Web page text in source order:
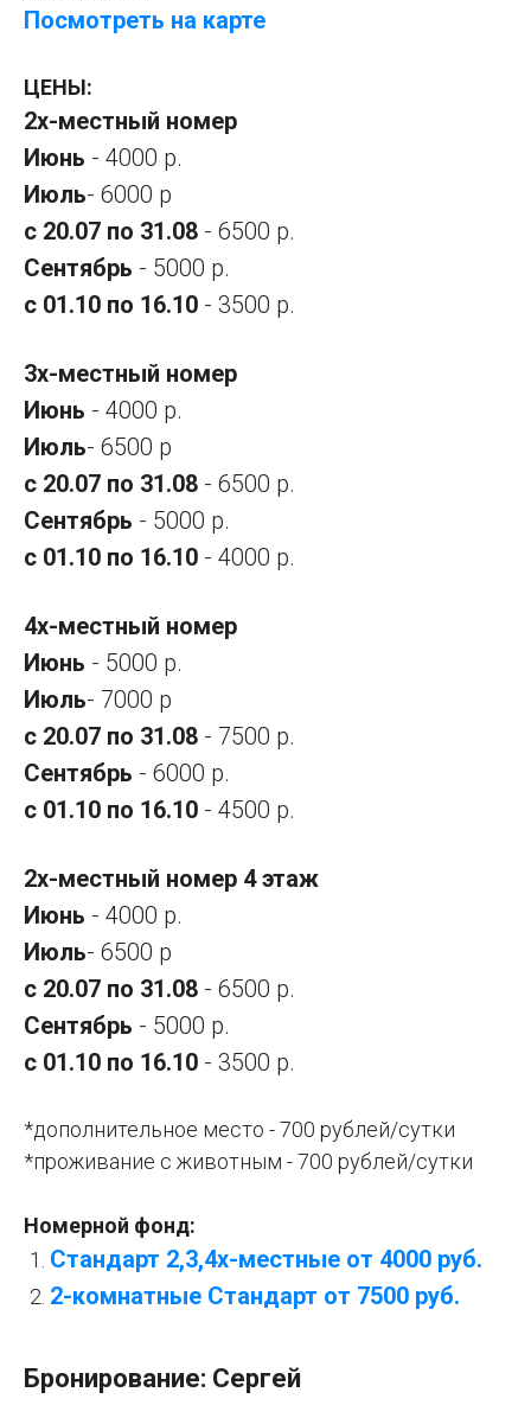
Посмотреть на карте
ЦЕНЫ:
2х-местный номер
Июнь - 4000 р.
Июль- 6000 р
с 20.07 по 31.08 - 6500 р.
Сентябрь - 5000 р.
с 01.10 по 16.10 - 3500 р.
3х-местный номер
Июнь - 4000 р.
Июль- 6500 р
с 20.07 по 31.08 - 6500 р.
Сентябрь - 5000 р.
с 01.10 по 16.10 - 4000 р.
4х-местный номер
Июнь - 5000 р.
Июль- 7000 р
с 20.07 по 31.08 - 7500 р.
Сентябрь - 6000 р.
с 01.10 по 16.10 - 4500 р.
2х-местный номер 4 этаж
Июнь - 4000 р.
Июль- 6500 р
с 20.07 по 31.08 - 6500 р.
Сентябрь - 5000 р.
с 01.10 по 16.10 - 3500 р.
*дополнительное место - 700 рублей/сутки
*проживание с животным - 700 рублей/сутки
Номерной фонд:
Стандарт 2,3,4х-местные от 4000 руб.
2-комнатные Стандарт от 7500 руб.
Бронирование: Сергей